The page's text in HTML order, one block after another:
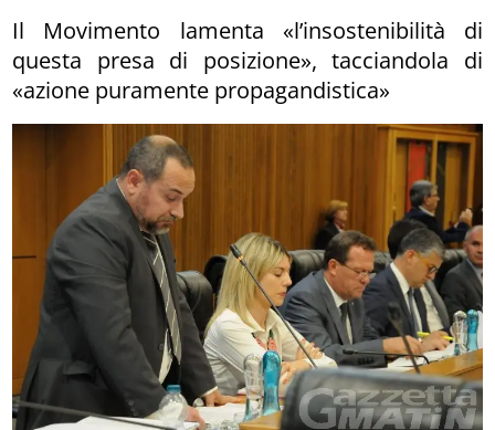
Il Movimento lamenta «l’insostenibilità di
questa presa di posizione», tacciandola di
«azione puramente propagandistica»